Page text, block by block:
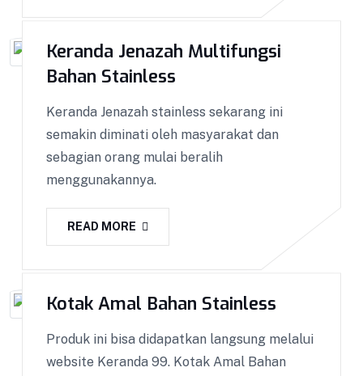
Keranda Jenazah Multifungsi
Bahan Stainless
Keranda Jenazah stainless sekarang ini
semakin diminati oleh masyarakat dan
sebagian orang mulai beralih
menggunakannya.
READ MORE
Kotak Amal Bahan Stainless
Produk ini bisa didapatkan langsung melalui
website Keranda 99. Kotak Amal Bahan